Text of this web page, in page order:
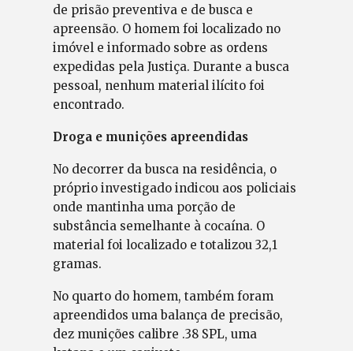
de prisão preventiva e de busca e
apreensão. O homem foi localizado no
imóvel e informado sobre as ordens
expedidas pela Justiça. Durante a busca
pessoal, nenhum material ilícito foi
encontrado.
Droga e munições apreendidas
No decorrer da busca na residência, o
próprio investigado indicou aos policiais
onde mantinha uma porção de
substância semelhante à cocaína. O
material foi localizado e totalizou 32,1
gramas.
No quarto do homem, também foram
apreendidos uma balança de precisão,
dez munições calibre .38 SPL, uma